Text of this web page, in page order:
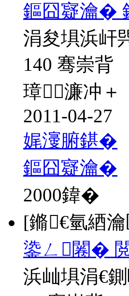
鏂囧寲瀹�
涓夋埧浜屽
140 骞崇背
璋濂冲＋
2011-04-27
娓濅腑鍖�
鏂囧寲瀹�
2000鍏�
[鏅€氫綇瀹
鍌ㄥ闂�
浜屾埧涓€